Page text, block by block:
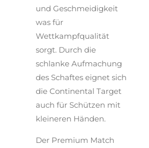
und Geschmeidigkeit
was für
Wettkampfqualität
sorgt. Durch die
schlanke Aufmachung
des Schaftes eignet sich
die Continental Target
auch für Schützen mit
kleineren Händen.
Der Premium Match